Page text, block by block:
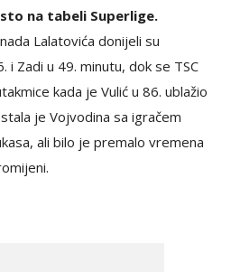
na tabeli Superlige.
Lalatovića donijeli su
i Zadi u 49. minutu, dok se TSC
kada je Vulić u 86. ublažio
je Vojvodina sa igračem
ali bilo je premalo vremena